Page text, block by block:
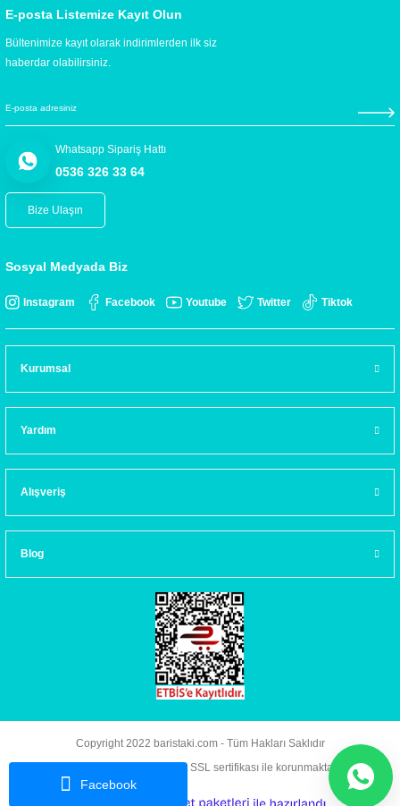
Facebook
E-posta Listemize Kayıt Olun
Bültenimize kayıt olarak indirimlerden ilk siz
haberdar olabilirsiniz.
Whatsapp Sipariş Hattı
0536 326 33 64
Bize Ulaşın
Sosyal Medyada Biz
Instagram Facebook Youtube Twitter Tiktok
Kurumsal
Yardım
Alışveriş
Blog
Copyright 2022 baristaki.com - Tüm Hakları Saklıdır
Kredi kartı bilgileriniz 256bit SSL sertifikası ile korunmaktadır.
e- ile